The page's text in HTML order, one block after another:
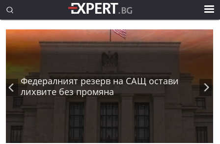
Федералният резерв на САЩ остави
лихвите без промяна